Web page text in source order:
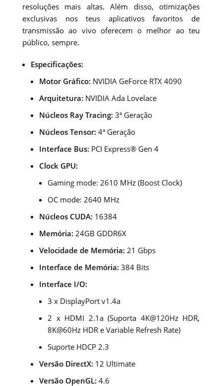
resoluções mais altas. Além disso, otimizações
exclusivas nos teus aplicativos favoritos de
transmissão ao vivo oferecem o melhor ao teu
público, sempre.
Especificações:
Motor Gráfico: NVIDIA GeForce RTX 4090
Arquitetura: NVIDIA Ada Lovelace
Núcleos Ray Tracing: 3ª Geração
Núcleos Tensor: 4ª Geração
Interface Bus: PCI Express® Gen 4
Clock GPU:
Gaming mode: 2610 MHz (Boost Clock)
OC mode: 2640 MHz
Núcleos CUDA: 16384
Memória: 24GB GDDR6X
Velocidade de Memória: 21 Gbps
Interface de Memória: 384 Bits
Interface I/O:
3 x DisplayPort v1.4a
2 x HDMI 2.1a (Suporta 4K@120Hz HDR,
8K@60Hz HDR e Variable Refresh Rate)
Suporte HDCP 2.3
Versão DirectX: 12 Ultimate
Versão OpenGL: 4.6